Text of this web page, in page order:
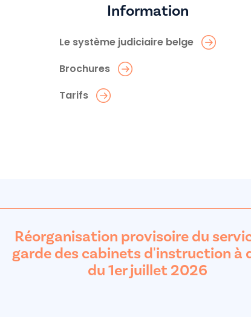
Information
Le système judiciaire belge
Brochures
Tarifs
Réorganisation provisoire du
garde des cabinets d'instruction à
du 1er juillet 2026